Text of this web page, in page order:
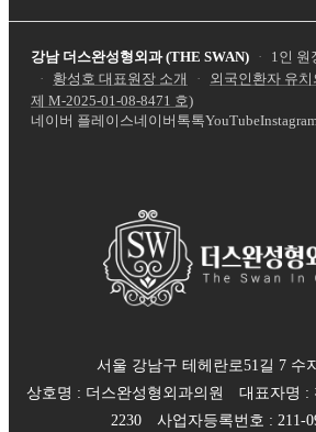
강남 더스완성형외과 (THE SWAN) ·
1인 원
·
황성호 대표원장 소개 ·
외국인환자 유
제 M-2025-01-08-8471 호)
네이버 플레이스네이버톡톡YouTube
서울 강남구 테헤란로51길 7 수
상호명 : 더스완성형외과의원 대표자명 :
2230
사업자등록번호 : 211-